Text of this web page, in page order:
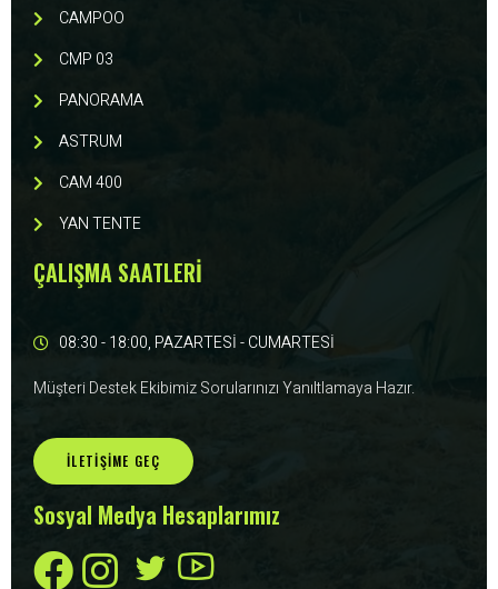
CAMPOO
CMP 03
PANORAMA
ASTRUM
CAM 400
YAN TENTE
ÇALIŞMA SAATLERİ
08:30 - 18:00, PAZARTESİ - CUMARTESİ
Müşteri Destek Ekibimiz Sorularınızı Yanıltlamaya Hazır.
İLETIŞIME GEÇ
Sosyal Medya Hesaplarımız